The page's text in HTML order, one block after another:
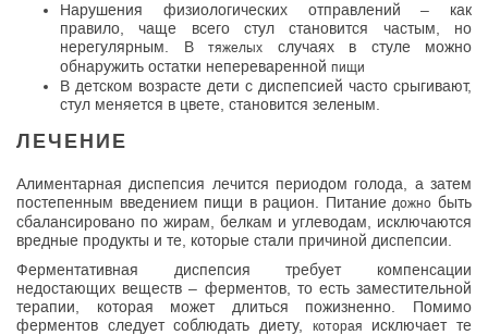
Нарушения физиологических отправлений – как
правило, чаще всего стул становится частым, но
нерегулярным. В тяжелых случаях в стуле можно
обнаружить остатки непереваренной пищи
В детском возрасте дети с диспепсией часто срыгивают,
стул меняется в цвете, становится зеленым.
ЛЕЧЕНИЕ
Алиментарная диспепсия лечится периодом голода, а затем
постепенным введением пищи в рацион. Питание дожно быть
сбалансировано по жирам, белкам и углеводам, исключаются
вредные продукты и те, которые стали причиной диспепсии.
Ферментативная диспепсия требует компенсации
недостающих веществ – ферментов, то есть заместительной
терапии, которая может длиться пожизненно. Помимо
ферментов следует соблюдать диету, которая
исключает те